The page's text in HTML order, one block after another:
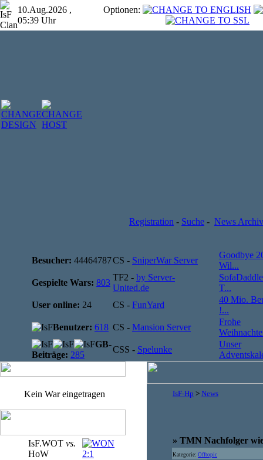
10.Aug.2026 ,
05:39 Uhr
Optionen:
Registration - Suche - News Archiv
Besucher: 44464787CS - SniperWar Server
Goodbye
Wil...
Gespielte Wars: 803
TF2 - by Server-
United.de
T...
User online: 24 CS - FunYard
40 Mio.
!...
Benutzer: 618 CS - Mansion Server
Frohe
GB-
Beiträge: 285
CSS - Spelunke
Unser
Kein War eingetragen
IsF.WOT vs.
HoW
2:1
IsF-Hp > News
» TMN Nachfolger
Kategorie: Offtopic